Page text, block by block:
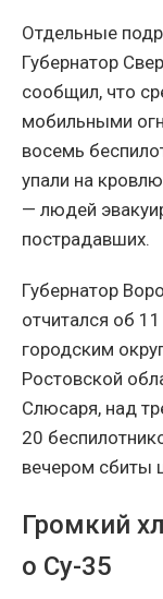
Отдельные
Губернатор
сообщил, что
мобильными
восемь
упали на
— людей
пострадавших.
Губернатор
отчитался об
городским
Ростовской
Слюсаря, над
20
вечером сбиты
Громкий
о Су-35